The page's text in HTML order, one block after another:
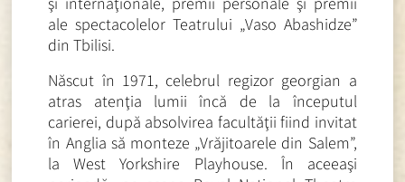
ale spectacolelor Teatrului „Vaso Abashidze”
din Tbilisi.
Născut în 1971, celebrul regizor georgian a
atras atenţia lumii încă de la începutul
carierei, după absolvirea facultăţii fiind invitat
în Anglia să monteze „Vrăjitoarele din Salem”,
la West Yorkshire Playhouse. În aceeaşi